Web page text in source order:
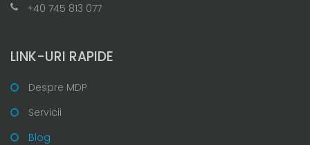
+40 745 813 077
LINK-URI RAPIDE
Despre MDP
Servicii
Blog